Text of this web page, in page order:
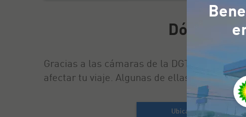
Dónde
Gracias a las cámaras de la DGT en Cádiz
afectar tu viaje. Algunas de ellas son las
Ubicación